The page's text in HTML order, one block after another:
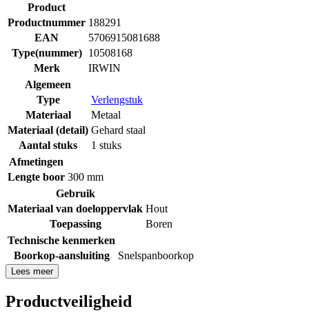
Product
Productnummer 188291
EAN
5706915081688
Type(nummer)
10508168
Merk
IRWIN
Algemeen
Type
Verlengstuk
Materiaal
Metaal
Materiaal (detail) Gehard staal
Aantal stuks
1 stuks
Afmetingen
Lengte boor 300 mm
Gebruik
Materiaal van doeloppervlak Hout
Toepassing
Boren
Technische kenmerken
Boorkop-aansluiting
Snelspanboorkop
Lees meer
Productveiligheid